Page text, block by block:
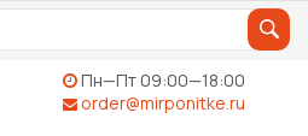
Пн—Пт 09:00—18:00
order@mirponitke.ru